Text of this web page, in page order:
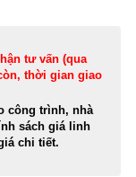
tư vấn (qua
thời gian giao
công trình, nhà
sách giá linh
chi tiết.